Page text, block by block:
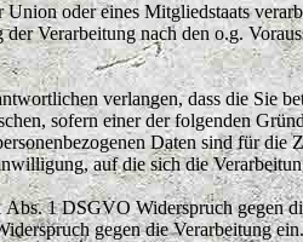
Union oder eines Mitgliedstaats
Verarbeitung nach den o.g.
verlangen, dass die Sie
sofern einer der folgenden
Daten sind für
auf die sich die
1 DSGVO Widerspruch gegen
gegen die Verarbeitung ein.